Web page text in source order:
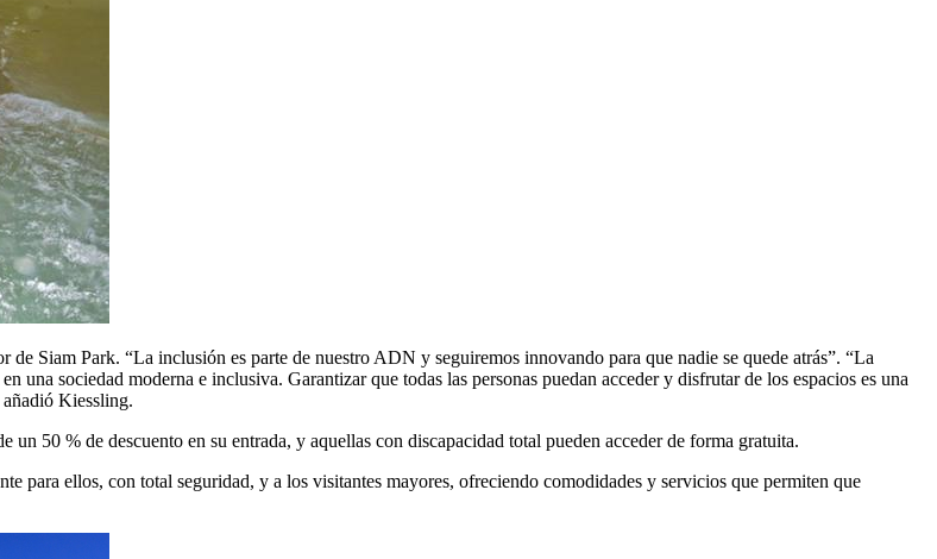
Siam Park. “La inclusión es parte de nuestro ADN y seguiremos innovando para que nadie se quede atrás”. “La
una sociedad moderna e inclusiva. Garantizar que todas las personas puedan acceder y disfrutar de los espacios es una
Kiessling.
50 % de descuento en su entrada, y aquellas con discapacidad total pueden acceder de forma gratuita.
para ellos, con total seguridad, y a los visitantes mayores, ofreciendo comodidades y servicios que permiten que